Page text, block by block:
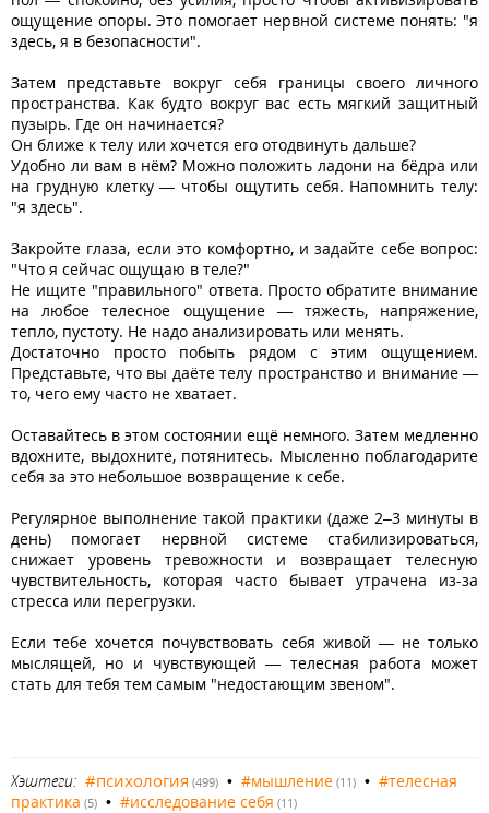
ощущение опоры. Это помогает нервной системе понять: "я
здесь, я в безопасности".
Затем представьте вокруг себя границы своего личного
пространства. Как будто вокруг вас есть мягкий защитный
пузырь. Где он начинается?
Он ближе к телу или хочется его отодвинуть дальше?
Удобно ли вам в нём? Можно положить ладони на бёдра или
на грудную клетку — чтобы ощутить себя. Напомнить телу:
"я здесь".
Закройте глаза, если это комфортно, и задайте себе вопрос:
"Что я сейчас ощущаю в теле?"
Не ищите "правильного" ответа. Просто обратите внимание
на любое телесное ощущение — тяжесть, напряжение,
тепло, пустоту. Не надо анализировать или менять.
Достаточно просто побыть рядом с этим ощущением.
Представьте, что вы даёте телу пространство и внимание —
то, чего ему часто не хватает.
Оставайтесь в этом состоянии ещё немного. Затем медленно
вдохните, выдохните, потянитесь. Мысленно поблагодарите
себя за это небольшое возвращение к себе.
Регулярное выполнение такой практики (даже 2–3 минуты в
день) помогает нервной системе стабилизироваться,
снижает уровень тревожности и возвращает телесную
чувствительность, которая часто бывает утрачена из-за
стресса или перегрузки.
Если тебе хочется почувствовать себя живой — не только
мыслящей, но и чувствующей — телесная работа может
стать для тебя тем самым "недостающим звеном".
Хэштеги: #психология (499) • #мышление (11) • #телесная
практика (5) • #исследование себя (11)